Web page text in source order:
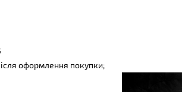
оформлення покупки;